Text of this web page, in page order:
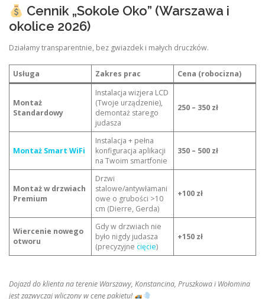
Cennik „Sokole Oko” (Warszawa i
okolice 2026)
Działamy transparentnie, bez gwiazdek i małych druczków.
Usługa Zakres prac Cena (robocizna)
Montaż
Standardowy
Instalacja wizjera LCD
(Twoje urządzenie),
demontaż starego
judasza
250 – 350 zł
Montaż Smart WiFi
Instalacja + pełna
konfiguracja aplikacji
na Twoim smartfonie
350 – 500 zł
Montaż w drzwiach
Premium
Drzwi
stalowe/antywłamani
owe o grubości >10
cm (Dierre, Gerda)
+100 zł
Wiercenie nowego
otworu
Gdy w drzwiach nie
było nigdy judasza
(precyzyjne cięcie)
+150 zł
Dojazd do klienta na terenie Warszawy, Konstancina, Pruszkowa i Wołomina
jest zazwyczaj wliczony w cenę pakietu!